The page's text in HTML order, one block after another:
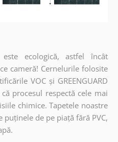
ecologică, astfel încât
cameră! Cernelurile folosite
VOC și GREENGUARD
procesul respectă cele mai
chimice. Tapetele noastre
de pe piață fără PVC,